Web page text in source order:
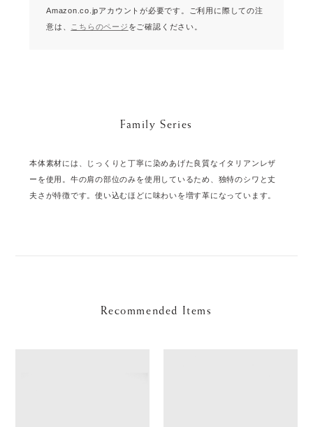
Amazon.co.jpアカウントが必要です。
ご利用に際しての注
意は、
こちらのページ をご確認ください。
Family Series
本体素材には、じっくりと丁寧に染めあげた良質なイタリアンレザ
ーを使用。牛の肩の部位のみを使用しているため、独特のシワと丈
夫さが特徴です。使い込むほどに味わいを増す革になっています。
Recommended Items